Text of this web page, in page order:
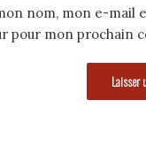
nom, mon e-mail
pour mon prochain